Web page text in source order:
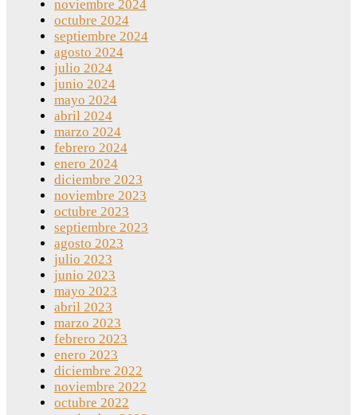
noviembre 2024
octubre 2024
septiembre 2024
agosto 2024
julio 2024
junio 2024
mayo 2024
abril 2024
marzo 2024
febrero 2024
enero 2024
diciembre 2023
noviembre 2023
octubre 2023
septiembre 2023
agosto 2023
julio 2023
junio 2023
mayo 2023
abril 2023
marzo 2023
febrero 2023
enero 2023
diciembre 2022
noviembre 2022
octubre 2022